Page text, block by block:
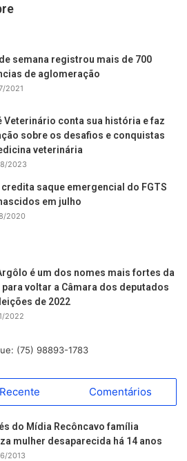
semana registrou mais de 700
de aglomeração
2021
Veterinário conta sua história e faz
sobre os desafios e conquistas
veterinária
2023
credita saque emergencial do FGTS
em julho
2020
é um dos nomes mais fortes da
para voltar a Câmara dos deputados
de 2022
2022
Recente Comentários
do Mídia Recôncavo família
mulher desaparecida há 14 anos
2013